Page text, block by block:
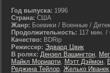
Год выпуска: 1996
Страна: США
Жанр: Боевики / Военные /
Продолжительность: 117 мин. /
Качество: BDRip
Режиссер: Эдвард Цвик
В ролях: Дензел Вашингтон,
Майкл Мориарти, Мэтт Дэймон,
Реджина Тейлор, Желько Иванек,